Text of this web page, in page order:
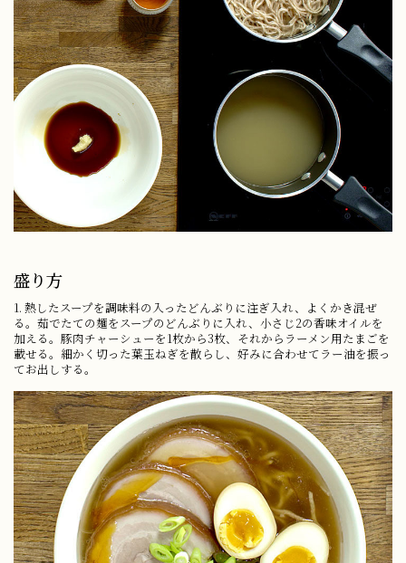
盛り方
1. 熱したスープを調味料の入ったどんぶりに注ぎ入れ、よくかき混ぜ
る。茹でたての麺をスープのどんぶりに入れ、小さじ2の香味オイルを
加える。豚肉チャーシューを1枚から3枚、それからラーメン用たまごを
載せる。細かく切った葉玉ねぎを散らし、好みに合わせてラー油を振っ
てお出しする。